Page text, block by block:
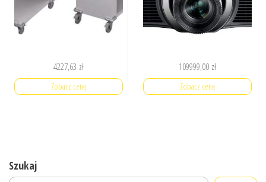
4227,63 zł
Zobacz cenę
109999,00 zł
Zobacz cenę
Szukaj